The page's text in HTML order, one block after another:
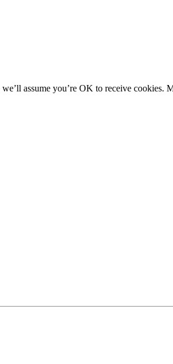
assume you’re OK to receive cookies.